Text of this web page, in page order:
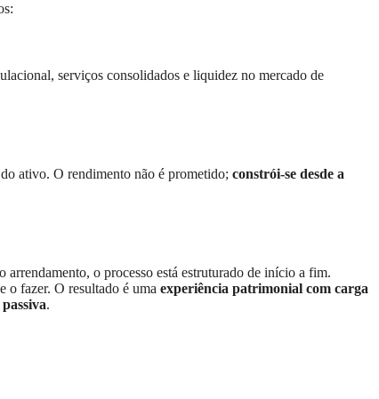
serviços consolidados e liquidez no mercado de
ativo. O rendimento não é prometido; constrói-se desde a
o processo está estruturado de início a fim.
o fazer. O resultado é uma experiência patrimonial com carga
.